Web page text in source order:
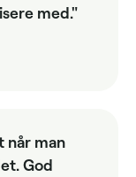
med."
når man
God